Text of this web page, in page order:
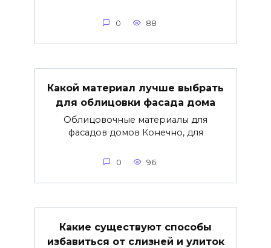
0 88
Какой материал лучше выбрать
для облицовки фасада дома
Облицовочные материалы для
фасадов домов Конечно, для
0 96
Какие существуют способы
избавиться от слизней и улиток